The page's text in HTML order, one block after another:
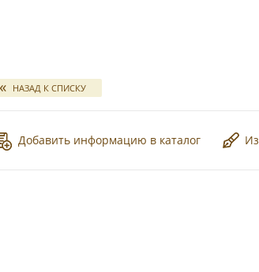
НАЗАД К СПИСКУ
Добавить информацию в каталог